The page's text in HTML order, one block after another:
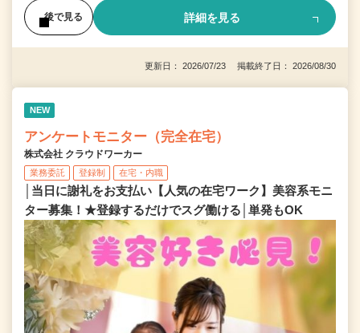
後で見る 詳細を見る
更新日： 2026/07/23 掲載終了日： 2026/08/30
NEW
アンケートモニター（完全在宅）
株式会社 クラウドワーカー
業務委託 登録制 在宅・内職
│当日に謝礼をお支払い【人気の在宅ワーク】美容系モニ
ター募集！★登録するだけでスグ働ける│単発もOK